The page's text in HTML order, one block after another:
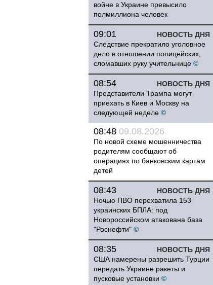
войне в Украине превысило
полмиллиона человек
НОВОСТЬ ДНЯ
09:01
Следствие прекратило уголовное
дело в отношении полицейских,
сломавших руку учительнице ©
НОВОСТЬ ДНЯ
08:54
Представители Трампа могут
приехать в Киев и Москву на
следующей неделе ©
08:48 09.08.2026
По новой схеме мошенничества
родителям сообщают об
операциях по банковским картам
детей
НОВОСТЬ ДНЯ
08:43
Ночью ПВО перехватила 153
украинских БПЛА: под
Новороссийском атакована база
"Роснефти" ©
НОВОСТЬ ДНЯ
08:35
США намерены разрешить Турции
передать Украине ракеты и
пусковые установки ©